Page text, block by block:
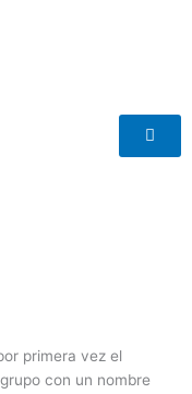
primera vez el
con un nombre